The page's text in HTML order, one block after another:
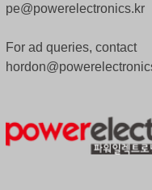
pe@powerelectronics.kr
For ad queries, contact